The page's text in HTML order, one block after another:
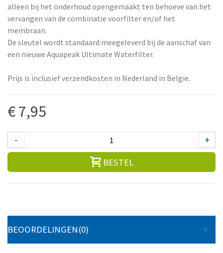
alleen bij het onderhoud opengemaakt ten behoeve van het
vervangen van de combinatie voorfilter en/of het
membraan.
De sleutel wordt standaard meegeleverd bij de aanschaf van
een nieuwe Aquapeak Ultimate Waterfilter.
Prijs is inclusief verzendkosten in Nederland in Belgie.
€ 7,95
- +
BESTEL
BEOORDELINGEN(0)